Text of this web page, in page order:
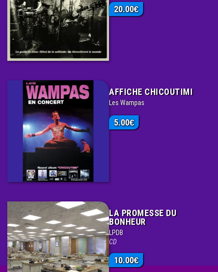
20.00€
AFFICHE CHICOUTIMI
Les Wampas
5.00€
LA PROMESSE DU
BONHEUR
LPDB
CD
10.00€